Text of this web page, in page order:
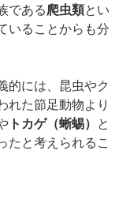
である爬虫類とい
いることからも分
的には、昆虫やク
れた節足動物より
トカゲ（蜥蜴） と
たと考えられるこ